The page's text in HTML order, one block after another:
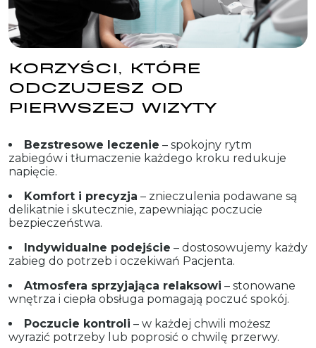
KORZYŚCI, KTÓRE
ODCZUJESZ OD
PIERWSZEJ WIZYTY
Bezstresowe leczenie – spokojny rytm
zabiegów i tłumaczenie każdego kroku redukuje
napięcie.
Komfort i precyzja – znieczulenia podawane są
delikatnie i skutecznie, zapewniając poczucie
bezpieczeństwa.
Indywidualne podejście – dostosowujemy każdy
zabieg do potrzeb i oczekiwań Pacjenta.
Atmosfera sprzyjająca relaksowi – stonowane
wnętrza i ciepła obsługa pomagają poczuć spokój.
Poczucie kontroli – w każdej chwili możesz
wyrazić potrzeby lub poprosić o chwilę przerwy.